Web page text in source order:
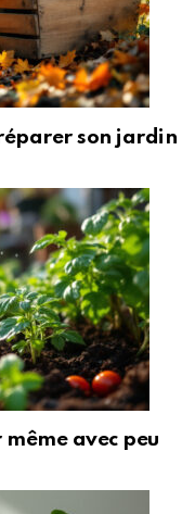
son jardin
avec peu